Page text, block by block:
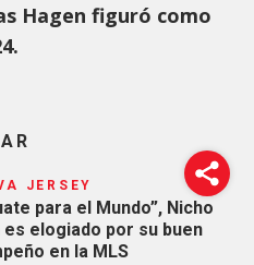
Hagen figuró como
JERSEY
para el Mundo”, Nicho
es elogiado por su buen
en la MLS